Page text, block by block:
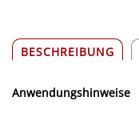
BESCHREIBUNG
Anwendungshinweise